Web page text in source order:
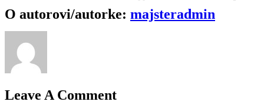
O autorovi/autorke: majsteradmin
Leave A Comment